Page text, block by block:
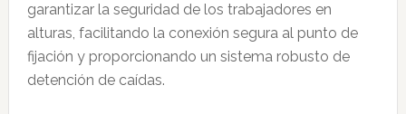
garantizar la seguridad de los trabajadores en
alturas, facilitando la conexión segura al punto de
fijación y proporcionando un sistema robusto de
detención de caídas.